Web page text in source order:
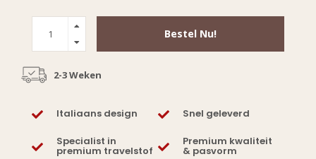
Bestel Nu!
2-3 Weken
Italiaans design Snel geleverd
Specialist in
premium travelstof
Premium kwaliteit
& pasvorm